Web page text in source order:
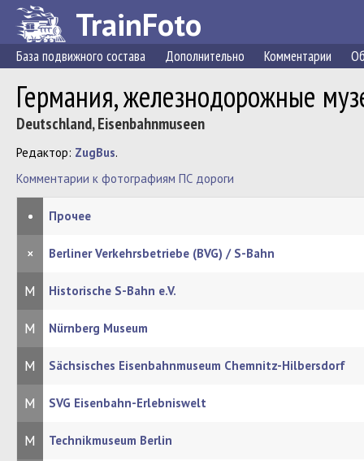
TrainFoto
База подвижного состава Дополнительно Комментарии
Германия, железнодорожные
Deutschland, Eisenbahnmuseen
Редактор: ZugBus.
Комментарии к фотографиям ПС дороги
• Прочее
× Berliner Verkehrsbetriebe (BVG) / S-Bahn
М Historische S-Bahn e.V.
М Nürnberg Museum
М Sächsisches Eisenbahnmuseum Chemnitz-Hilbersdorf
М SVG Eisenbahn-Erlebniswelt
М Technikmuseum Berlin